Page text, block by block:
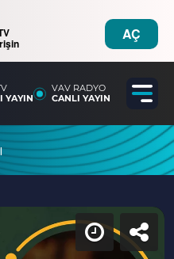
AÇ
YAYIN
VAV RADYO
CANLI YAYIN